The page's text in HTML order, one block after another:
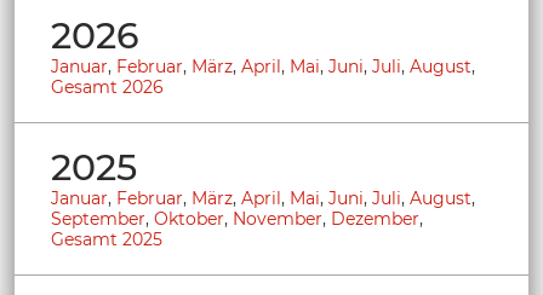
2026
Januar, Februar, März, April, Mai, Juni, Juli, August,
Gesamt 2026
2025
Januar, Februar, März, April, Mai, Juni, Juli, August,
September, Oktober, November, Dezember,
Gesamt 2025